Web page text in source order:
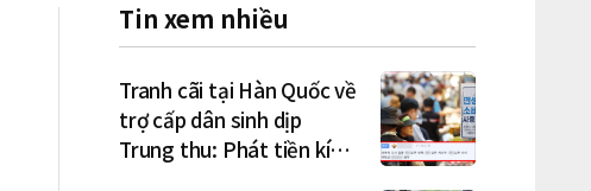
Tin xem nhiều
Tranh cãi tại Hàn Quốc về
trợ cấp dân sinh dịp
Trung thu: Phát tiền kích